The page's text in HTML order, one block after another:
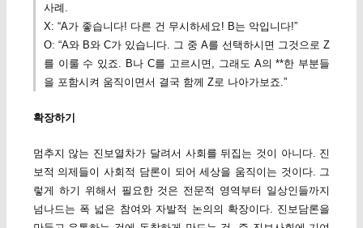
사례.
X: “A가 좋습니다! 다른 건 무시하세요! B는 악입니다!”
O: “A와 B와 C가 있습니다. 그 중 A를 선택하시면 그것으로 Z
를 이룰 수 있죠. B나 C를 고르시면, 그래도 A의 **한 부분들
을 포함시켜 움직이면서 결국 함께 Z로 나아가보죠.”
확장하기
멈추지 않는 진보열차가 달려서 사회를 뒤집는 것이 아니다. 진
보적 의제들이 사회적 담론이 되어 세상을 움직이는 것이다. 그
렇게 하기 위해서 필요한 것은 전문적 영역부터 일상인들까지
넘나드는 폭 넓은 참여와 자발적 논의의 확장이다. 진보담론을